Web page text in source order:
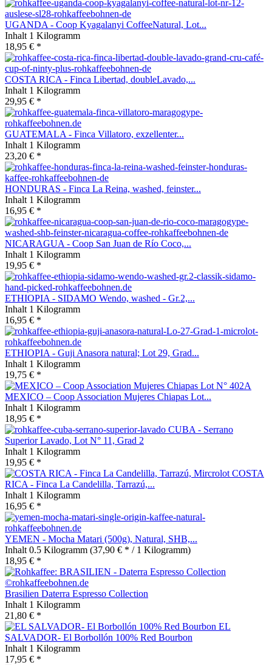
UGANDA - Coop Kyagalanyi CoffeeNatural, Lot...
Inhalt 1 Kilogramm
18,95 € *
COSTA RICA - Finca Libertad, doubleLavado,...
Inhalt 1 Kilogramm
29,95 € *
GUATEMALA - Finca Villatoro, exzellenter...
Inhalt 1 Kilogramm
23,20 € *
HONDURAS - Finca La Reina, washed, feinster...
Inhalt 1 Kilogramm
16,95 € *
NICARAGUA - Coop San Juan de Río Coco,...
Inhalt 1 Kilogramm
19,95 € *
ETHIOPIA - SIDAMO Wendo, washed - Gr.2,...
Inhalt 1 Kilogramm
16,95 € *
ETHIOPIA - Guji Anasora natural; Lot 29, Grad...
Inhalt 1 Kilogramm
19,75 € *
MEXICO – Coop Association Mujeres Chiapas Lot...
Inhalt 1 Kilogramm
18,95 € *
CUBA - Serrano
Superior Lavado, Lot N° 11, Grad 2
Inhalt 1 Kilogramm
19,95 € *
COSTA
RICA - Finca La Candelilla, Tarrazú,...
Inhalt 1 Kilogramm
16,95 € *
YEMEN - Mocha Matari (500g), Natural, SHB,...
Inhalt 0.5 Kilogramm (37,90 € * / 1 Kilogramm)
18,95 € *
Brasilien Daterra Espresso Collection
Inhalt 1 Kilogramm
21,80 € *
EL
SALVADOR- El Borbollón 100% Red Bourbon
Inhalt 1 Kilogramm
17,95 € *